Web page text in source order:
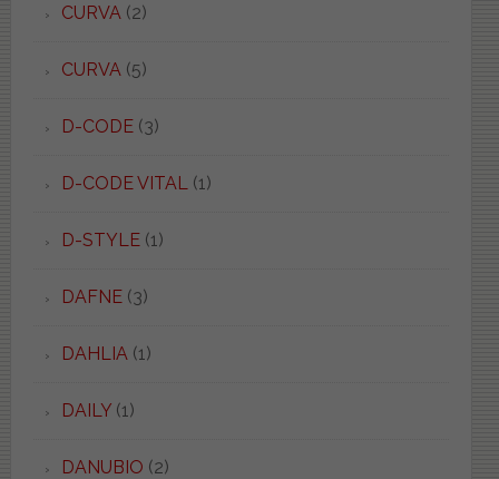
CURVA(2)
CURVA(5)
D-CODE(3)
D-CODE VITAL(1)
D-STYLE(1)
DAFNE(3)
DAHLIA(1)
DAILY(1)
DANUBIO (2)